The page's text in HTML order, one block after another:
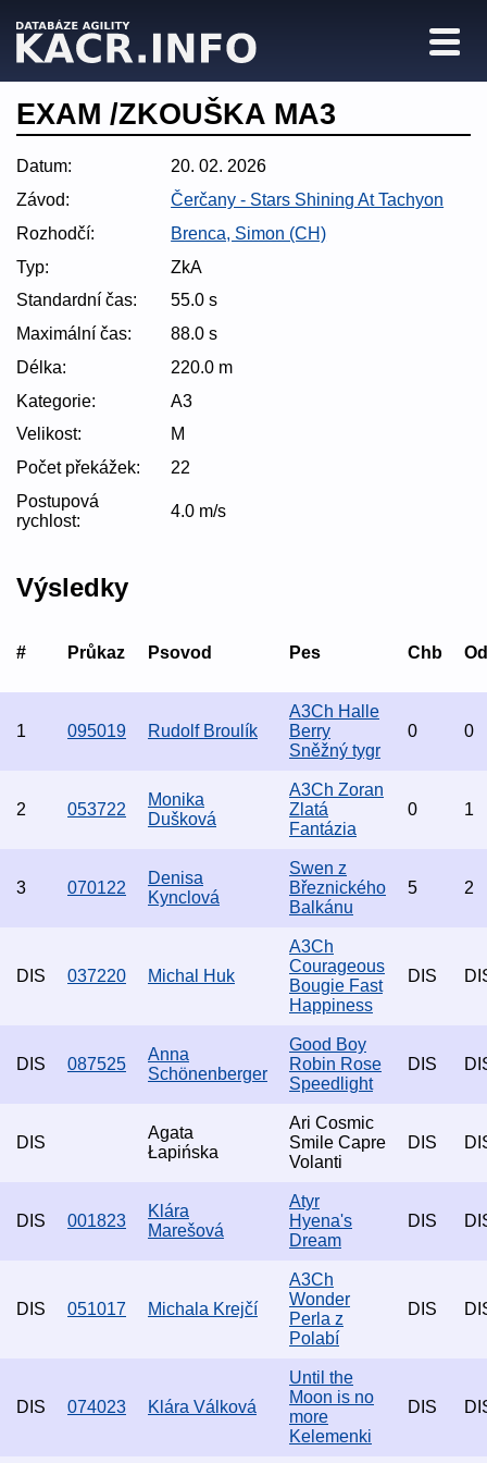
EXAM /ZKOUŠKA MA3
Datum:
20. 02. 2026
Závod:
Čerčany - Stars Shining At Tachyon
Rozhodčí:
Brenca, Simon (CH)
Typ:
ZkA
Standardní čas:
55.0 s
Maximální čas:
88.0 s
Délka:
220.0 m
Kategorie:
A3
Velikost:
M
Počet překážek:
22
Postupová
rychlost:
4.0 m/s
Výsledky
# Průkaz Psovod Pes Chb
1 095019 Rudolf Broulík
A3Ch Halle
Berry
Sněžný tygr
0 0
2 053722
Monika
Dušková
A3Ch Zoran
Zlatá
Fantázia
0 1
3 070122
Denisa
Kynclová
Swen z
Březnického
Balkánu
5 2
DIS 037220 Michal Huk
A3Ch
Courageous
Bougie Fast
Happiness
DIS
DIS 087525
Anna
Schönenberger
Good Boy
Robin Rose
Speedlight
DIS
DIS
Agata
Łapińska
Ari Cosmic
Smile Capre
Volanti
DIS
DIS 001823
Klára
Marešová
Atyr
Hyena's
Dream
DIS
DIS 051017 Michala Krejčí
A3Ch
Wonder
Perla z
Polabí
DIS
DIS 074023 Klára Válková
Until the
Moon is no
more
Kelemenki
DIS